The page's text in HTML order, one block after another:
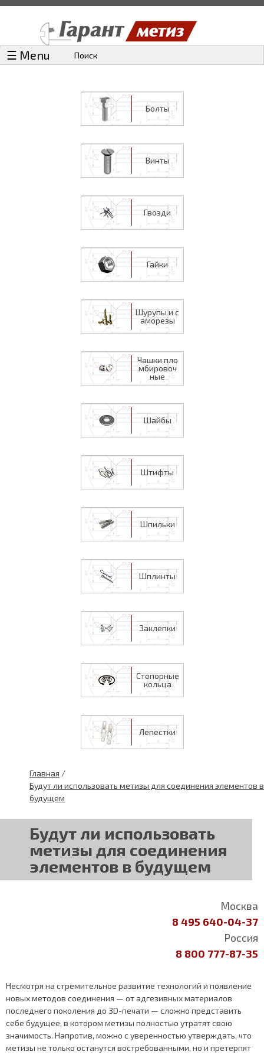
☰ Menu Поиск
Болты
Винты
Гвозди
Гайки
Шурупы и с
аморезы
Чашки пло
мбировоч
ные
Шайбы
Штифты
Шпильки
Шплинты
Заклепки
Стопорные
кольца
Лепестки
Главная /
Будут ли использовать метизы для соединения элементов в
будущем
Будут ли использовать
метизы для соединения
элементов в будущем
Москва
8 495 640-04-37
Россия
8 800 777-87-35
Несмотря на стремительное развитие технологий и появление
новых методов соединения — от адгезивных материалов
последнего поколения до 3D-печати — сложно представить
себе будущее, в котором метизы полностью утратят свою
значимость. Напротив, можно с уверенностью утверждать, что
метизы не только останутся востребованными, но и претерпят